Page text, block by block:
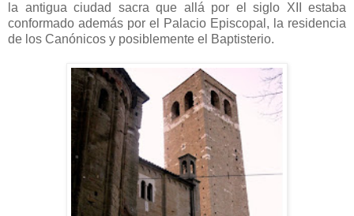
la antigua ciudad sacra que allá por el siglo XII estaba
conformado además por el Palacio Episcopal, la residencia
de los Canónicos y posiblemente el Baptisterio.